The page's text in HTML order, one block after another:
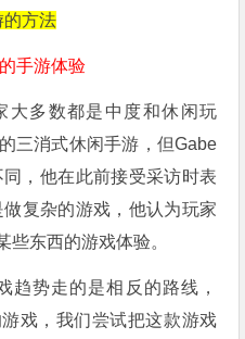
的方法
手游体验
大多数都是中度和休闲玩
三消式休闲手游，但Gabe
，他在此前接受采访时表
复杂的游戏，他认为玩家
些东西的游戏体验。
趋势走的是相反的路线，
戏，我们尝试把这款游戏